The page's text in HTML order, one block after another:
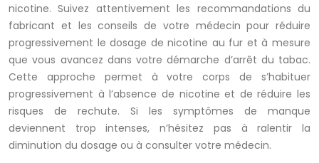
nicotine. Suivez attentivement les recommandations du
fabricant et les conseils de votre médecin pour réduire
progressivement le dosage de nicotine au fur et à mesure
que vous avancez dans votre démarche d’arrêt du tabac.
Cette approche permet à votre corps de s’habituer
progressivement à l’absence de nicotine et de réduire les
risques de rechute. Si les symptômes de manque
deviennent trop intenses, n’hésitez pas à ralentir la
diminution du dosage ou à consulter votre médecin.